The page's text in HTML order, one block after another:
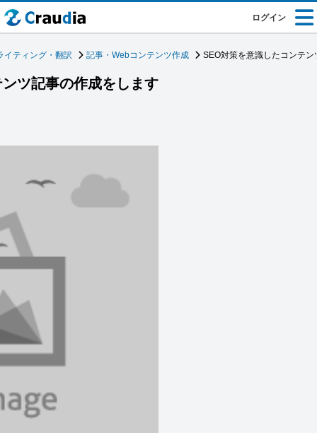
ログイン
イティング・翻訳 記事・Webコンテンツ作成 SEO対策を意識したコンテ
ツ記事の作成をします